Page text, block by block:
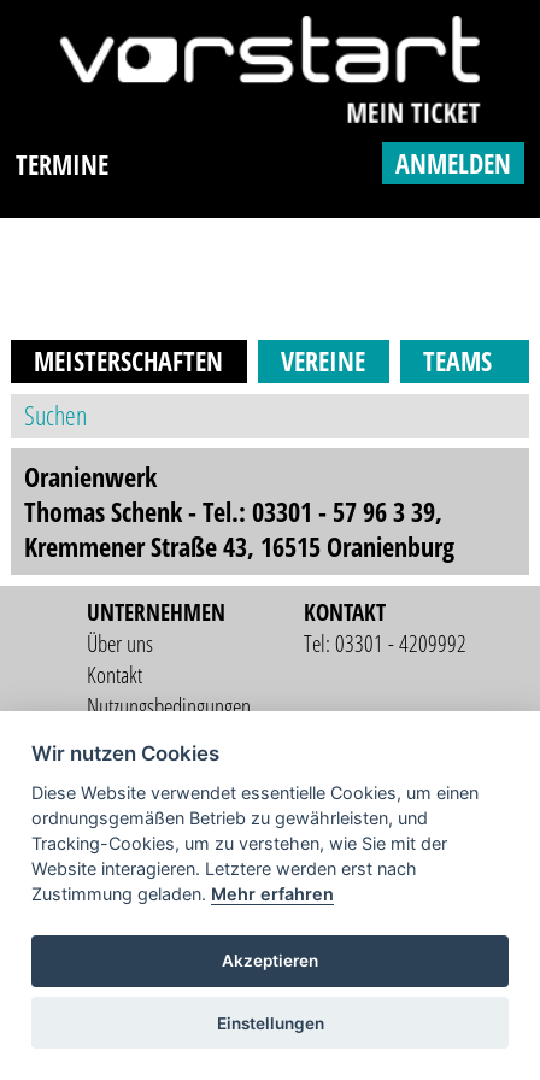
TERMINE ANMELDEN
MEISTERSCHAFTEN VEREINE TEAMS
Oranienwerk
Thomas Schenk - Tel.: 03301 - 57 96 3 39,
Kremmener Straße 43, 16515 Oranienburg
UNTERNEHMEN
Über uns
Kontakt
Nutzungsbedingungen
Datenschutzerklärung
Impressum
KONTAKT
Tel: 03301 - 4209992
Copyright © 2026 vorstart GbR
Wir nutzen Cookies
Diese Website verwendet essentielle Cookies, um einen
ordnungsgemäßen Betrieb zu gewährleisten, und
Tracking-Cookies, um zu verstehen, wie Sie mit der
Website interagieren. Letztere werden erst nach
Zustimmung geladen. Mehr erfahren
Akzeptieren
Einstellungen